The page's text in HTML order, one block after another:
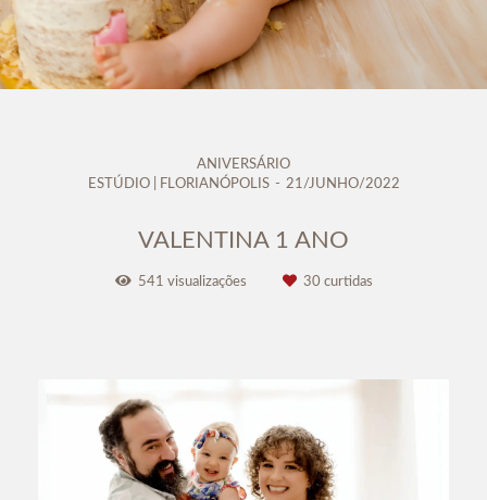
ANIVERSÁRIO
ESTÚDIO | FLORIANÓPOLIS
21/JUNHO/2022
VALENTINA 1 ANO
541 visualizações 30 curtidas